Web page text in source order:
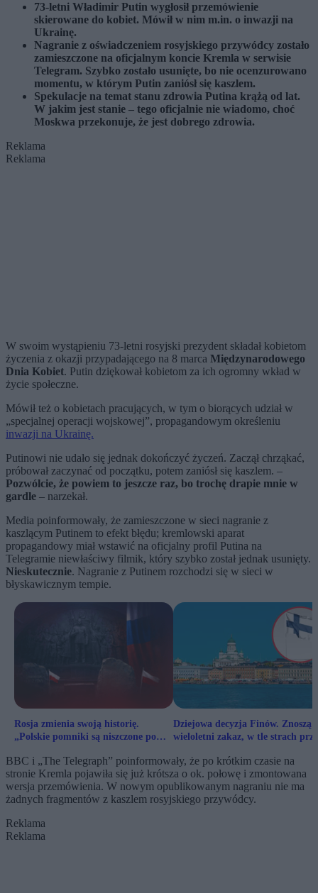
73-letni Władimir Putin wygłosił przemówienie
skierowane do kobiet. Mówił w nim m.in. o inwazji na
Ukrainę.
Nagranie z oświadczeniem rosyjskiego przywódcy zostało
zamieszczone na oficjalnym koncie Kremla w serwisie
Telegram. Szybko zostało usunięte, bo nie ocenzurowano
momentu, w którym Putin zaniósł się kaszlem.
Spekulacje na temat stanu zdrowia Putina krążą od lat.
W jakim jest stanie – tego oficjalnie nie wiadomo, choć
Moskwa przekonuje, że jest dobrego zdrowia.
Reklama
Reklama
W swoim wystąpieniu 73-letni rosyjski prezydent składał kobietom
życzenia z okazji przypadającego na 8 marca Międzynarodowego
Dnia Kobiet. Putin dziękował kobietom za ich ogromny wkład w
życie społeczne.
Mówił też o kobietach pracujących, w tym o biorących udział w
„specjalnej operacji wojskowej”, propagandowym określeniu
inwazji na Ukrainę.
Putinowi nie udało się jednak dokończyć życzeń. Zaczął chrząkać,
próbował zaczynać od początku, potem zaniósł się kaszlem. –
Pozwólcie, że powiem to jeszcze raz, bo trochę drapie mnie w
gardle – narzekał.
Media poinformowały, że zamieszczone w sieci nagranie z
kaszlącym Putinem to efekt błędu; kremlowski aparat
propagandowy miał wstawić na oficjalny profil Putina na
Telegramie niewłaściwy filmik, który szybko został jednak usunięty.
Nieskutecznie. Nagranie z Putinem rozchodzi się w sieci w
błyskawicznym tempie.
Rosja zmienia swoją historię.
„Polskie pomniki są niszczone po
Dziejowa decyzja Finów. Znoszą
wieloletni zakaz, w tle strach
BBC i „The Telegraph” poinformowały, że po krótkim czasie na
stronie Kremla pojawiła się już krótsza o ok. połowę i zmontowana
wersja przemówienia. W nowym opublikowanym nagraniu nie ma
żadnych fragmentów z kaszlem rosyjskiego przywódcy.
Reklama
Reklama